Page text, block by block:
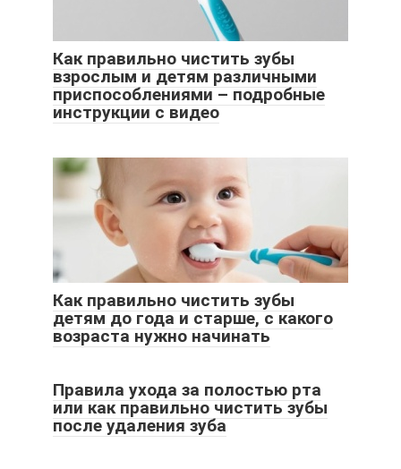
Как правильно чистить зубы
взрослым и детям различными
приспособлениями – подробные
инструкции с видео
Как правильно чистить зубы
детям до года и старше, с какого
возраста нужно начинать
Правила ухода за полостью рта
или как правильно чистить зубы
после удаления зуба